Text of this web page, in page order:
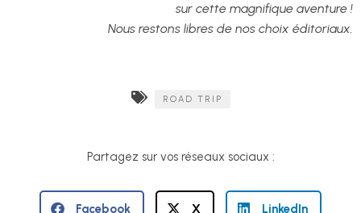
sur cette magnifique aventure !
Nous restons libres de nos choix éditoriaux.
ROAD TRIP
Partagez sur vos réseaux sociaux :
Facebook X LinkedIn